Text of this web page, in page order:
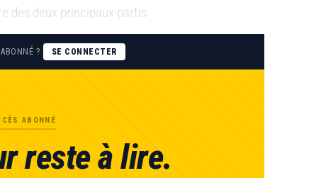
des deux principaux partis
? SE CONNECTER
ABONNÉ
reste à lire.